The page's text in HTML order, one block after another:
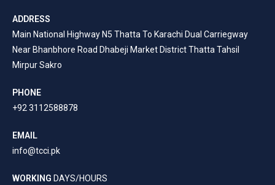
ADDRESS
Main National Highway N5 Thatta To Karachi Dual Carriegway
Near Bhanbhore Road Dhabeji Market District Thatta Tahsil
Mirpur Sakro
PHONE
+92 3112588878
EMAIL
info@tcci.pk
WORKING DAYS/HOURS